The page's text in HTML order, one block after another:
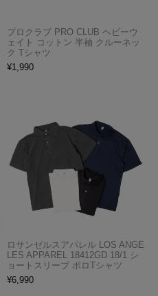
プロクラブ PRO CLUB ヘビーウ
ェイト コットン 半袖 クルーネッ
ク Tシャツ
¥1,990
ロサンゼルスアパレル LOS ANGE
LES APPAREL 18412GD 18/1 シ
ョートスリーブ ポロTシャツ
¥6,990